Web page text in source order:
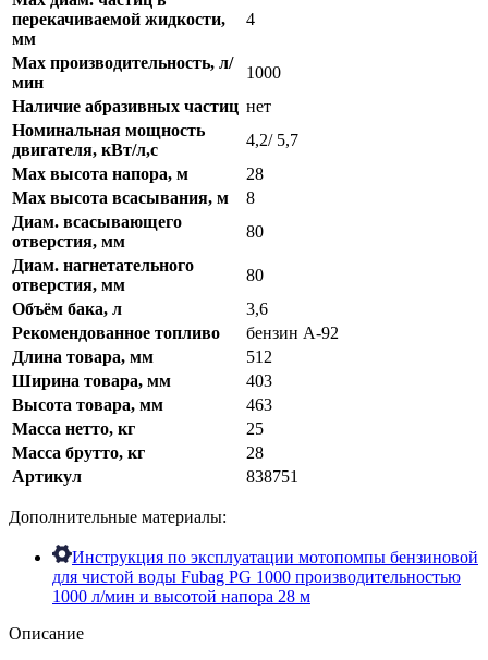
перекачиваемой жидкости,
мм
4
Max производительность, л/
мин
1000
Наличие абразивных частиц нет
Номинальная мощность
двигателя, кВт/л,с
4,2/ 5,7
Max высота напора, м
28
Max высота всасывания, м
8
Диам. всасывающего
отверстия, мм
80
Диам. нагнетательного
отверстия, мм
80
Объём бака, л
3,6
Рекомендованное топливо
бензин А-92
Длина товара, мм
512
Ширина товара, мм
403
Высота товара, мм
463
Масса нетто, кг
25
Масса брутто, кг
28
Артикул
838751
Дополнительные материалы:
Инструкция по эксплуатации мотопомпы бензиновой
для чистой воды Fubag PG 1000 производительностью
1000 л/мин и высотой напора 28 м
Описание